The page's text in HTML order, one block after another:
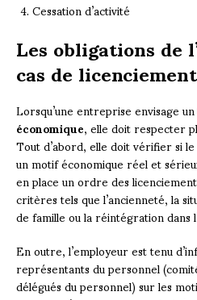
Cessation d’activité
Les obligations de
cas de
Lorsqu’une entreprise envisage un
économique, elle doit respecter
Tout d’abord, elle doit vérifier si
un motif économique réel et
en place un ordre des
critères tels que l’ancienneté, la
de famille ou la réintégration dans
En outre, l’employeur est tenu
représentants du personnel
délégués du personnel) sur les